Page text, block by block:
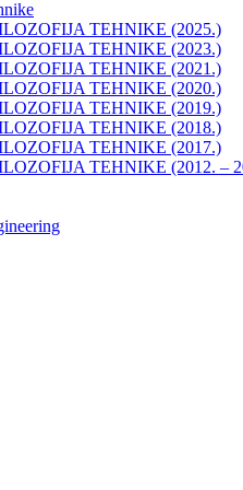
TEHNIKE (2025.)
TEHNIKE (2023.)
TEHNIKE (2021.)
TEHNIKE (2020.)
TEHNIKE (2019.)
TEHNIKE (2018.)
TEHNIKE (2017.)
TEHNIKE (2012. –